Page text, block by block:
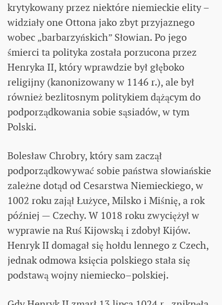
krytykowany przez niektóre niemieckie elity –
widziały one Ottona jako zbyt przyjaznego
wobec „barbarzyńskich” Słowian. Po jego
śmierci ta polityka została porzucona przez
Henryka II, który wprawdzie był głęboko
religijny (kanonizowany w 1146 r.), ale był
również bezlitosnym politykiem dążącym do
podporządkowania sobie sąsiadów, w tym
Polski.
Bolesław Chrobry, który sam zaczął
podporządkowywać sobie państwa słowiańskie
zależne dotąd od Cesarstwa Niemieckiego, w
1002 roku zajął Łużyce, Milsko i Miśnię, a rok
później — Czechy. W 1018 roku zwyciężył w
wyprawie na Ruś Kijowską i zdobył Kijów.
Henryk II domagał się hołdu lennego z Czech,
jednak odmowa księcia polskiego stała się
podstawą wojny niemiecko–polskiej.